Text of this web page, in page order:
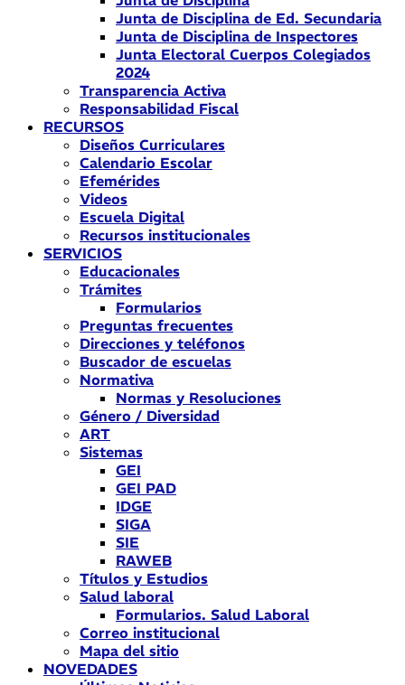
Junta de Disciplina de Ed. Secundaria
Junta de Disciplina de Inspectores
Junta Electoral Cuerpos Colegiados
2024
Transparencia Activa
Responsabilidad Fiscal
RECURSOS
Diseños Curriculares
Calendario Escolar
Efemérides
Videos
Escuela Digital
Recursos institucionales
SERVICIOS
Educacionales
Trámites
Formularios
Preguntas frecuentes
Direcciones y teléfonos
Buscador de escuelas
Normativa
Normas y Resoluciones
Género / Diversidad
ART
Sistemas
GEI
GEI PAD
IDGE
SIGA
SIE
RAWEB
Títulos y Estudios
Salud laboral
Formularios. Salud Laboral
Correo institucional
Mapa del sitio
NOVEDADES